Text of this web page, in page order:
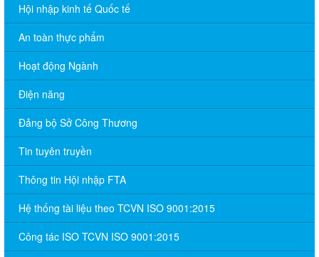
Hội nhập kinh tế Quốc tế
An toàn thực phẩm
Hoạt động Ngành
Điện năng
Đảng bộ Sở Công Thương
Tin tuyên truyền
Thông tin Hội nhập FTA
Hệ thống tài liệu theo TCVN ISO 9001:2015
Công tác ISO TCVN ISO 9001:2015